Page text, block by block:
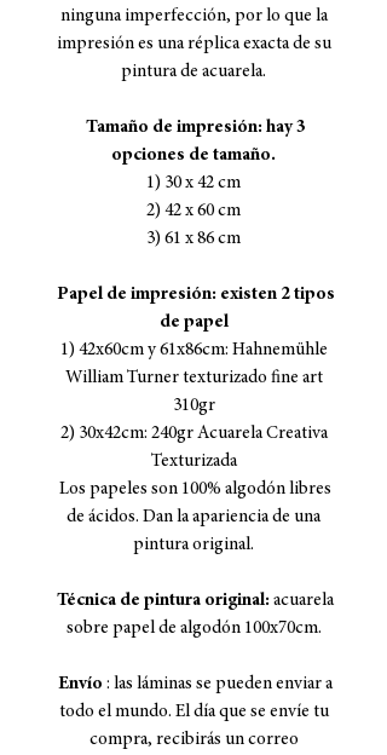
ninguna imperfección, por lo que la
impresión es una réplica exacta de su
pintura de acuarela.
Tamaño de impresión: hay 3
opciones de tamaño.
1) 30 x 42 cm
2) 42 x 60 cm
3) 61 x 86 cm
Papel de impresión: existen 2 tipos
de papel
1) 42x60cm y 61x86cm: Hahnemühle
William Turner texturizado fine art
310gr
2) 30x42cm: 240gr Acuarela Creativa
Texturizada
Los papeles son 100% algodón libres
de ácidos. Dan la apariencia de una
pintura original.
Técnica de pintura original: acuarela
sobre papel de algodón 100x70cm.
Envío : las láminas se pueden enviar a
todo el mundo. El día que se envíe tu
compra, recibirás un correo